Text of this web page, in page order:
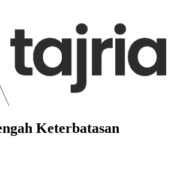
Keterbatasan